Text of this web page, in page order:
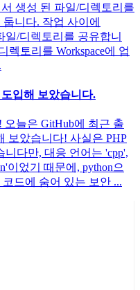
생성 된 파일/디렉토리를
니다. 작업 사이에
일/디렉토리를 공유합니
렉토리를 Workspace에 업
입해 보았습니다.
늘은 GitHub에 최근 출
보았습니다! 사실은 PHP
니다만, 대응 언어는 'cpp',
이었기 때문에, python으
코드에 숨어 있는 보안 ...